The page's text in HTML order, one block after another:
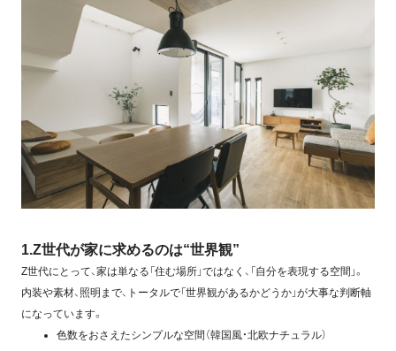
1.Z世代が家に求めるのは“世界観”
Z世代にとって、家は単なる「住む場所」ではなく、「自分を表現する空間」。
内装や素材、照明まで、トータルで「世界観があるかどうか」が大事な判断軸
になっています。
色数をおさえたシンプルな空間（韓国風・北欧ナチュラル）